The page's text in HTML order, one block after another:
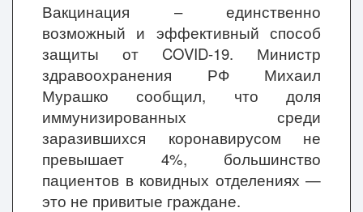
Вакцинация – единственно
возможный и эффективный способ
защиты от COVID-19. Министр
здравоохранения РФ Михаил
Мурашко сообщил, что доля
иммунизированных среди
заразившихся коронавирусом не
превышает 4%, большинство
пациентов в ковидных отделениях —
это не привитые граждане.